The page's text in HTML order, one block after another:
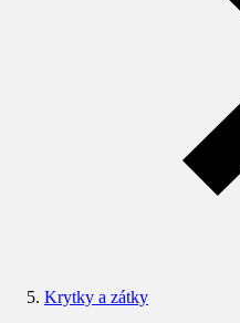
Krytky a zátky